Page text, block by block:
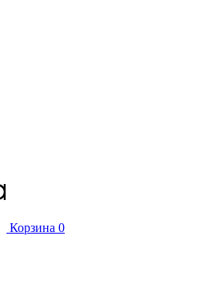
Корзина 0